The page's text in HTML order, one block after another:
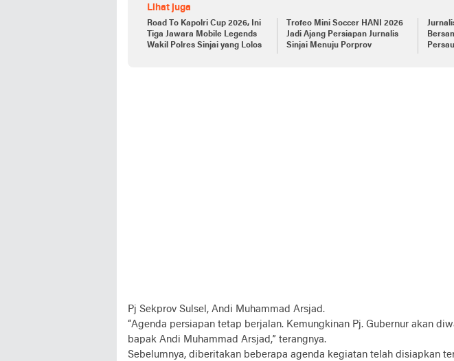
Lihat juga
Road To Kapolri Cup 2026, Ini
Tiga Jawara Mobile Legends
Wakil Polres Sinjai yang Lolos
Trofeo Mini Soccer HANI 2026
Jadi Ajang Persiapan Jurnalis
Sinjai Menuju Porprov
Pj Sekprov Sulsel, Andi Muhammad Arsjad.
“Agenda persiapan tetap berjalan. Kemungkinan Pj. Gubernur akan
bapak Andi Muhammad Arsjad,” terangnya.
Sebelumnya, diberitakan beberapa agenda kegiatan telah disiapkan